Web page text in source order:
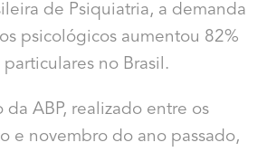
de Psiquiatria, a demanda
psicológicos aumentou 82%
no Brasil.
ABP, realizado entre os
e novembro do ano passado,